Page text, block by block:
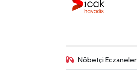
Nöbetçi Eczaneler